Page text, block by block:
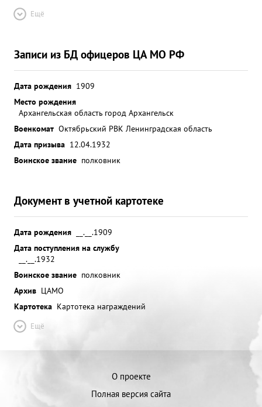
Ещё
Записи из БД офицеров ЦА МО РФ
Дата рождения 1909
Место рождения
Архангельская область город Архангельск
Военкомат Октябрьский РВК Ленинградская область
Дата призыва 12.04.1932
Воинское звание полковник
Документ в учетной картотеке
Дата рождения
__.__.1909
Дата поступления на службу
__.__.1932
Воинское звание полковник
Архив ЦАМО
Картотека Картотека награждений
Ещё
О проекте
Полная версия сайта